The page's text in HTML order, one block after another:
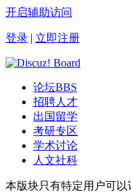
开启辅助访问
登录 | 立即注册
论坛BBS
招聘人才
出国留学
考研专区
学术讨论
人文社科
本版块只有特定用户可以